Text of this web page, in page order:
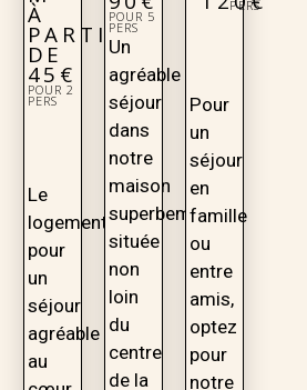
À
PARTIR
DE
45€
POUR 2
PERS
Le
logement
pour
un
séjour
agréable
au
POUR 5
PERS
Un
agréable
séjour
dans
notre
maison
superbement
située
non
loin
du
centre
de la
PERS
Pour
un
séjour
en
famille
ou
entre
amis,
optez
pour
notre